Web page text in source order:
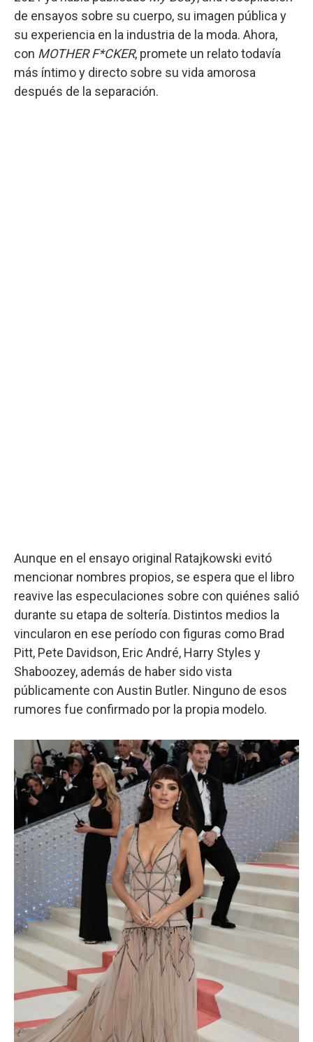
de ensayos sobre su cuerpo, su imagen pública y
su experiencia en la industria de la moda. Ahora,
con MOTHER F*CKER, promete un relato todavía
más íntimo y directo sobre su vida amorosa
después de la separación.
Aunque en el ensayo original Ratajkowski evitó
mencionar nombres propios, se espera que el libro
reavive las especulaciones sobre con quiénes salió
durante su etapa de soltería. Distintos medios la
vincularon en ese período con figuras como Brad
Pitt, Pete Davidson, Eric André, Harry Styles y
Shaboozey, además de haber sido vista
públicamente con Austin Butler. Ninguno de esos
rumores fue confirmado por la propia modelo.